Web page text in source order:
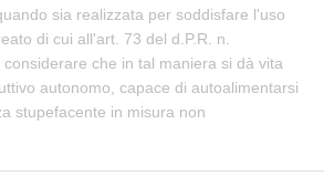
sia realizzata per soddisfare l'uso
di cui all'art. 73 del d.P.R. n.
che in tal maniera si dà vita
autonomo, capace di autoalimentarsi
stupefacente in misura non